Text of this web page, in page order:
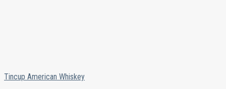
Tincup American Whiskey